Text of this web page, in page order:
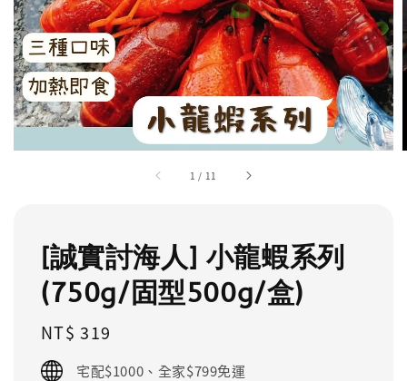
1 / 11
[誠實討海人] 小龍蝦系列
(750g/固型500g/盒)
Regular
price
NT$ 319
宅配$1000、全家$799免運